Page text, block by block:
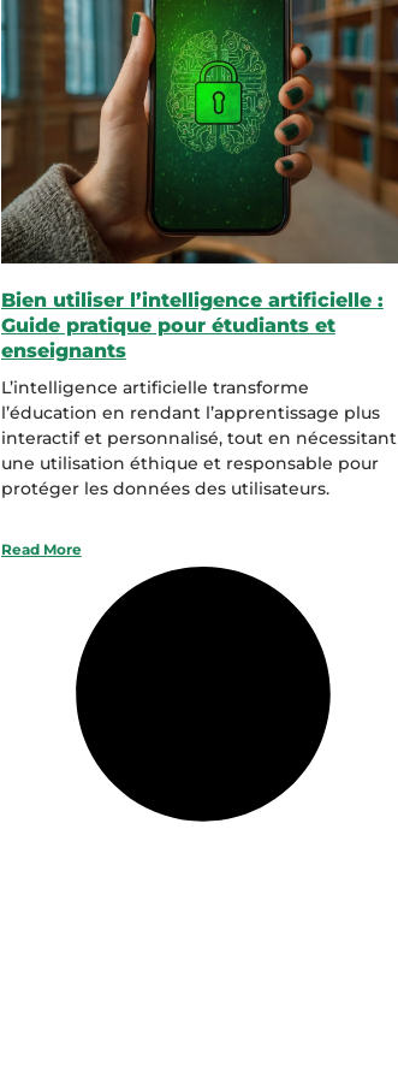
Bien utiliser l’intelligence artificielle :
Guide pratique pour étudiants et
enseignants
L’intelligence artificielle transforme
l’éducation en rendant l’apprentissage plus
interactif et personnalisé, tout en nécessitant
une utilisation éthique et responsable pour
protéger les données des utilisateurs.
Read More